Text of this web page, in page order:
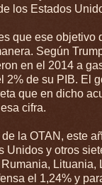
los Estados
que ese objetivo
Según
en el 2014 a
2% de su PIB. El
que en dicho
cifra.
la OTAN, este
Unidos y otros
Lituania,
el 1,24% y